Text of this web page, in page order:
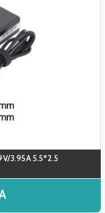
3.95A 5.5*2.5